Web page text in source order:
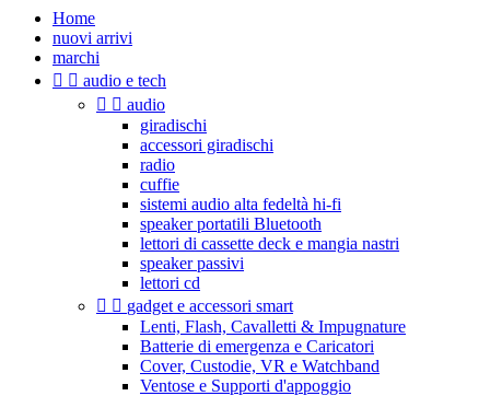
Home
nuovi arrivi
marchi
  audio e tech
  audio
giradischi
accessori giradischi
radio
cuffie
sistemi audio alta fedeltà hi-fi
speaker portatili Bluetooth
lettori di cassette deck e mangia nastri
speaker passivi
lettori cd
  gadget e accessori smart
Lenti, Flash, Cavalletti & Impugnature
Batterie di emergenza e Caricatori
Cover, Custodie, VR e Watchband
Ventose e Supporti d'appoggio